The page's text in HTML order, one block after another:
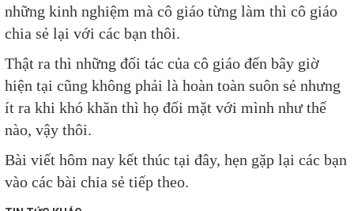
những kinh nghiệm mà cô giáo từng làm thì cô giáo
chia sẻ lại với các bạn thôi.
Thật ra thì những đối tác của cô giáo đến bây giờ
hiện tại cũng không phải là hoàn toàn suôn sẻ nhưng
ít ra khi khó khăn thì họ đối mặt với mình như thế
nào, vậy thôi.
Bài viết hôm nay kết thúc tại đây, hẹn gặp lại các bạn
vào các bài chia sẻ tiếp theo.